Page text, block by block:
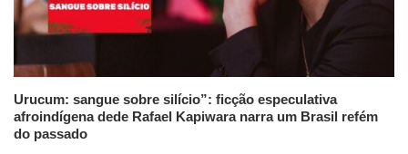
Urucum: sangue sobre silício”: ficção especulativa
afroindígena dede Rafael Kapiwara narra um Brasil refém
do passado